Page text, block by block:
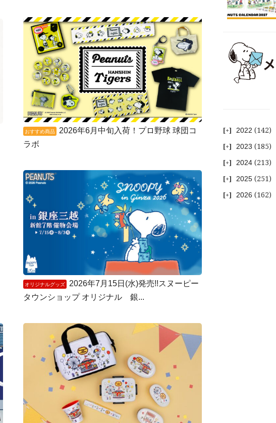
おすすめ商品
2026年6月中旬入荷！プロ野球 球団コ
ラボ
オリジナルグッズ
2026年7月15日(水)発売!!スヌーピー
タウンショップ オリジナル 銀...
2022 (142)
2023 (185)
2024 (213)
2025 (251)
2026 (162)